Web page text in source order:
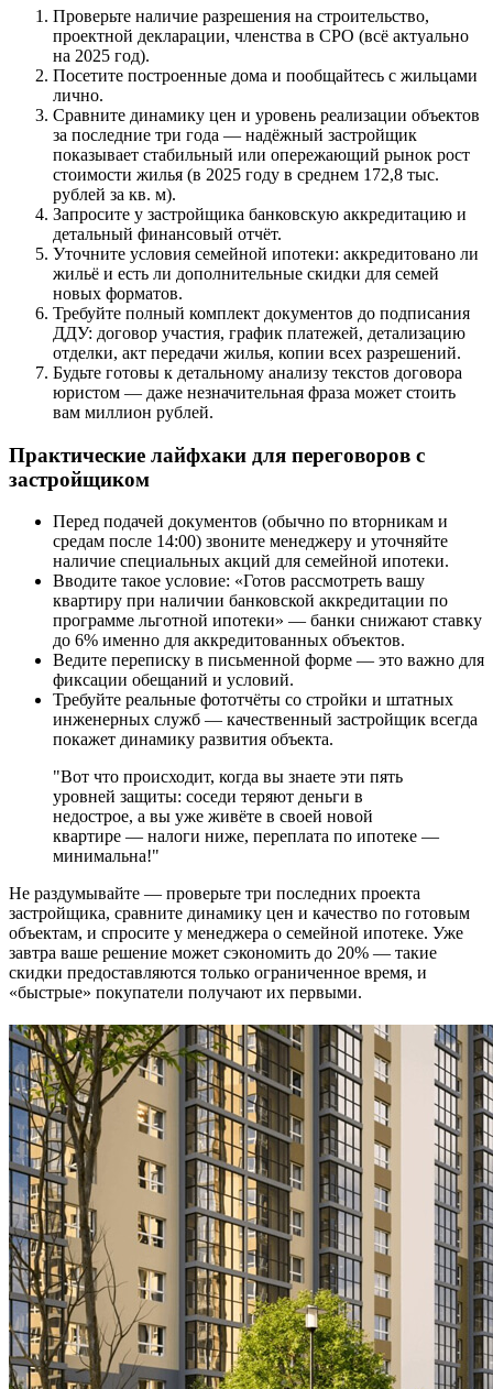
Проверьте наличие разрешения на строительство,
проектной декларации, членства в СРО (всё актуально
на 2025 год).
Посетите построенные дома и пообщайтесь с жильцами
лично.
Сравните динамику цен и уровень реализации объектов
за последние три года — надёжный застройщик
показывает стабильный или опережающий рынок рост
стоимости жилья (в 2025 году в среднем 172,8 тыс.
рублей за кв. м).
Запросите у застройщика банковскую аккредитацию и
детальный финансовый отчёт.
Уточните условия семейной ипотеки: аккредитовано ли
жильё и есть ли дополнительные скидки для семей
новых форматов.
Требуйте полный комплект документов до подписания
ДДУ: договор участия, график платежей, детализацию
отделки, акт передачи жилья, копии всех разрешений.
Будьте готовы к детальному анализу текстов договора
юристом — даже незначительная фраза может стоить
вам миллион рублей.
Практические лайфхаки для переговоров с
застройщиком
Перед подачей документов (обычно по вторникам и
средам после 14:00) звоните менеджеру и уточняйте
наличие специальных акций для семейной ипотеки.
Вводите такое условие: «Готов рассмотреть вашу
квартиру при наличии банковской аккредитации по
программе льготной ипотеки» — банки снижают ставку
до 6% именно для аккредитованных объектов.
Ведите переписку в письменной форме — это важно для
фиксации обещаний и условий.
Требуйте реальные фототчёты со стройки и штатных
инженерных служб — качественный застройщик всегда
покажет динамику развития объекта.
"Вот что происходит, когда вы знаете эти пять
уровней защиты: соседи теряют деньги в
недострое, а вы уже живёте в своей новой
квартире — налоги ниже, переплата по ипотеке —
минимальна!"
Не раздумывайте — проверьте три последних проекта
застройщика, сравните динамику цен и качество по готовым
объектам, и спросите у менеджера о семейной ипотеке. Уже
завтра ваше решение может сэкономить до 20% — такие
скидки предоставляются только ограниченное время, и
«быстрые» покупатели получают их первыми.